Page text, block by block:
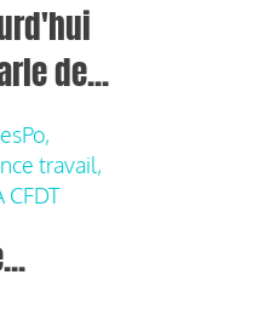
de...
travail,
CFDT